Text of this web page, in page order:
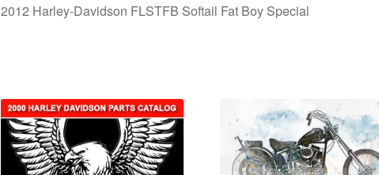
2012 Harley-Davidson FLSTFB Softail Fat Boy Special